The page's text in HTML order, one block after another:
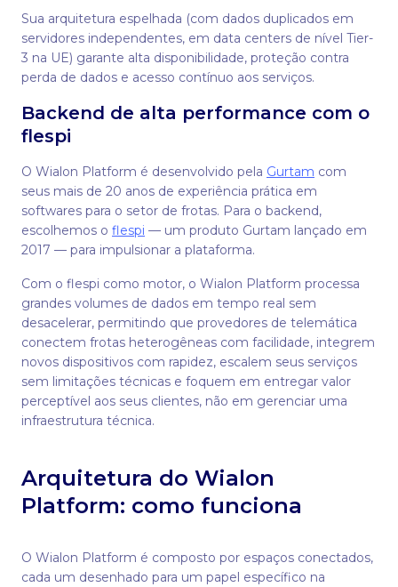
Sua arquitetura espelhada (com dados duplicados em
servidores independentes, em data centers de nível Tier-
3 na UE) garante alta disponibilidade, proteção contra
perda de dados e acesso contínuo aos serviços.
Backend de alta performance com o
flespi
O Wialon Platform é desenvolvido pela Gurtam com
seus mais de 20 anos de experiência prática em
softwares para o setor de frotas. Para o backend,
escolhemos o flespi — um produto Gurtam lançado em
2017 — para impulsionar a plataforma.
Com o flespi como motor, o Wialon Platform processa
grandes volumes de dados em tempo real sem
desacelerar, permitindo que provedores de telemática
conectem frotas heterogêneas com facilidade, integrem
novos dispositivos com rapidez, escalem seus serviços
sem limitações técnicas e foquem em entregar valor
perceptível aos seus clientes, não em gerenciar uma
infraestrutura técnica.
Arquitetura do Wialon
Platform: como funciona
O Wialon Platform é composto por espaços conectados,
cada um desenhado para um papel específico na